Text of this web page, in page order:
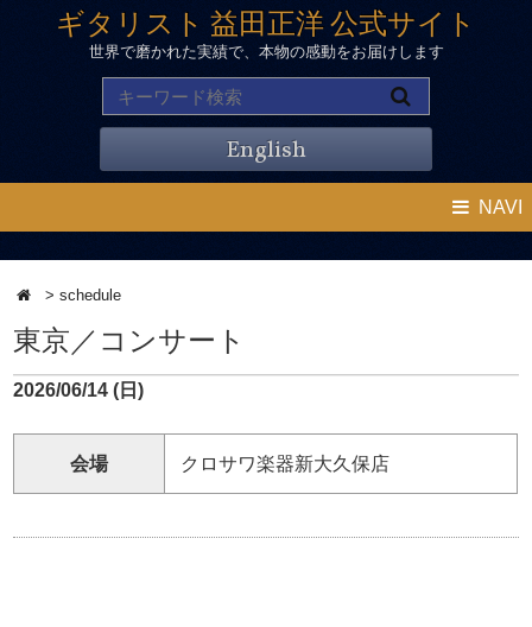
ギタリスト 益田正洋 公式サイト
世界で磨かれた実績で、本物の感動をお届けします
English
NAVI
>schedule
東京／コンサート
2026/06/14 (日)
会場 クロサワ楽器新大久保店